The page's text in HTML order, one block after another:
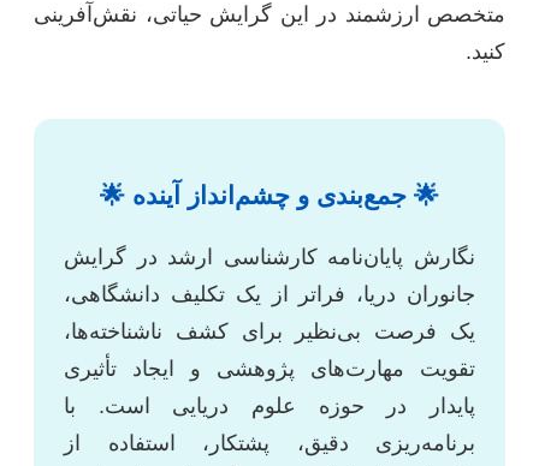
متخصص ارزشمند در این گرایش حیاتی، نقش‌آفرینی
کنید.
🌟 جمع‌بندی و چشم‌انداز آینده 🌟
نگارش پایان‌نامه کارشناسی ارشد در گرایش
جانوران دریا، فراتر از یک تکلیف دانشگاهی،
یک فرصت بی‌نظیر برای کشف ناشناخته‌ها،
تقویت مهارت‌های پژوهشی و ایجاد تأثیری
پایدار در حوزه علوم دریایی است. با
برنامه‌ریزی دقیق، پشتکار، استفاده از